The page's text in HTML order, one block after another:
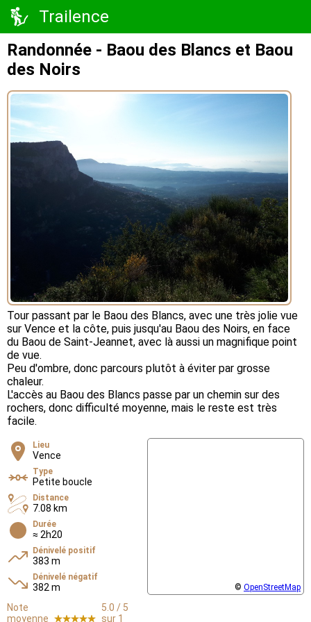
Trailence
Randonnée - Baou des Blancs et Baou
des Noirs
Tour passant par le Baou des Blancs, avec une très jolie vue
sur Vence et la côte, puis jusqu'au Baou des Noirs, en face
du Baou de Saint-Jeannet, avec là aussi un magnifique point
de vue.
Peu d'ombre, donc parcours plutôt à éviter par grosse
chaleur.
L'accès au Baou des Blancs passe par un chemin sur des
rochers, donc difficulté moyenne, mais le reste est très
facile.
Lieu
Vence
Type
Petite boucle
Distance
7.08 km
Durée
≈ 2h20
Dénivelé positif
383 m
Dénivelé négatif
382 m
Note
moyenne
5.0 / 5
sur 1
© OpenStreetMap